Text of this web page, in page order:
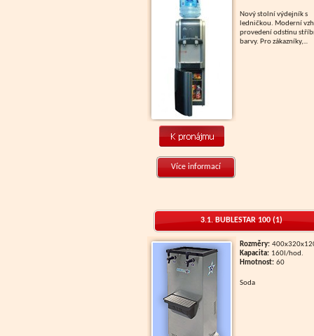
Nový stolní výdejník s
ledničkou. Moderní
provedení odstínu
barvy. Pro zákazníky,...
Více informací
3.1. BUBLESTAR 100 (1)
Rozměry:
Kapacita: 160l/hod.
Hmotnost: 60
soda